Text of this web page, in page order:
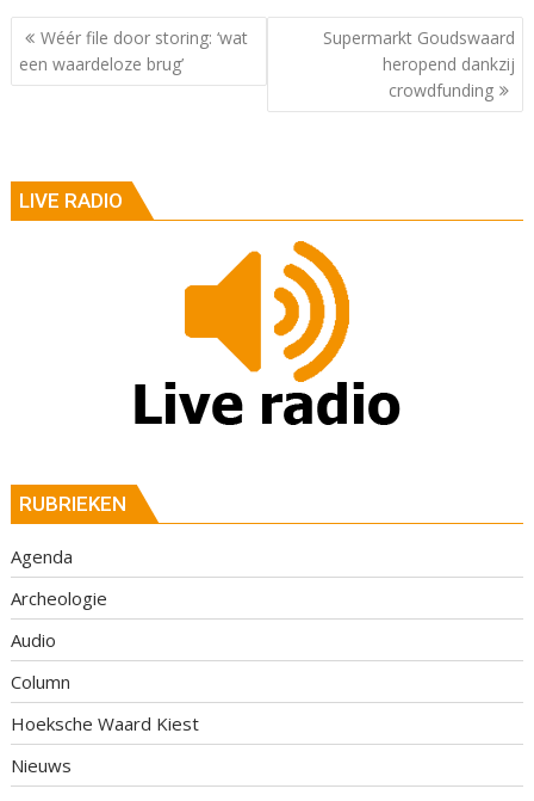
Berichtnavigatie
Wéér file door storing: ‘wat
een waardeloze brug’
Supermarkt Goudswaard
heropend dankzij
crowdfunding
LIVE RADIO
RUBRIEKEN
Agenda
Archeologie
Audio
Column
Hoeksche Waard Kiest
Nieuws